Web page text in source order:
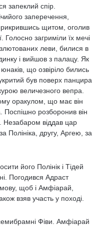
запеклий спір.
заперечення,
щитом, оголив
загриміли їх мечі
леви, билися в
і вийшов з палацу. Як
що озвіріло бились
був поверх панцира
величезного вепра.
оракулом, що має він
Поспішно розборонив він
Незабаром віддав цар
Полініка, другу, Аргею, за
його Полінік і Тідей
Погодився Адраст
щоб і Амфіарай,
взяв участь у поході.
Фіви. Амфіарай